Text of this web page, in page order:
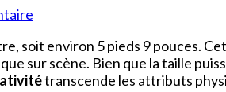
Taille
soit environ 5 pieds 9 pouces.
sur scène. Bien que la taille
transcende les attributs